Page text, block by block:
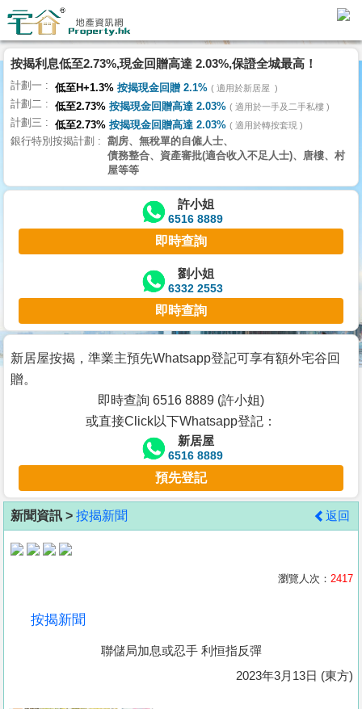
代
理
主
頁
搵
樓/
交
業
主
宅
谷
按
客
地
產
按揭利息低至2.73%,現金回贈高達 2.03%,保證全城最高！
計劃一 低至H+1.3% 按揭現金回贈 2.1% 適用於新居屋
計劃二 低至2.73% 按揭現金回贈高達 2.03% 適用於一手及二手私樓
計劃三 低至2.73% 按揭現金回贈高達 2.03% 適用於轉按套現
銀行特別按揭計劃
劏房、無稅單的自僱人士、
債務整合、資產審批(適合收入不足人士)、唐樓、村
屋等等
許小姐
6516 8889
即時查詢
劉小姐
6332 2553
即時查詢
新居屋按揭，準業主預先Whatsapp登記可享有額外宅谷回
贈。
即時查詢 6516 8889 (許小姐)
或直接Click以下Whatsapp登記：
新居屋
6516 8889
預先登記
新聞資訊 > 按揭新聞 返回
瀏覽人次： 2417
按揭新聞
聯儲局加息或忍手 利恒指反彈
2023年3月13日 (東方)